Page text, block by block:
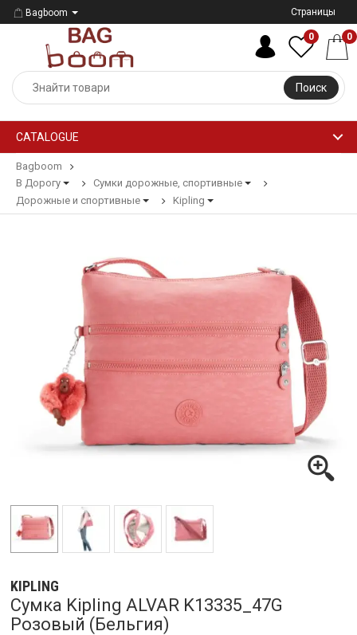
Bagboom Страницы
Поиск
0 0
CATALOGUE
Bagboom
В Дорогу
Сумки дорожные, спортивные
Дорожные и спортивные
Kipling
KIPLING
Сумка Kipling ALVAR K13335_47G
Розовый (Бельгия)